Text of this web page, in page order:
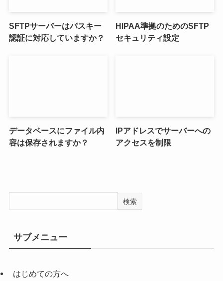
SFTPサーバーはパスキー
認証に対応していますか？
HIPAA準拠のためのSFTP
セキュリティ設定
データベースにファイル内
容は保存されますか？
IPアドレスでサーバーへの
アクセスを制限
検索
サブメニュー
はじめての方へ